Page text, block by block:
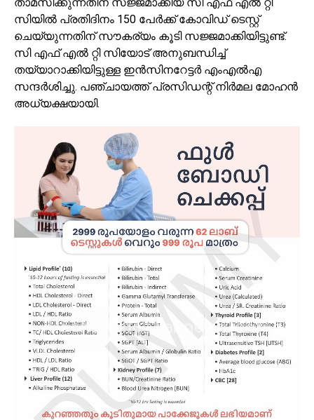
സിയിൽ പ്രതിദിനം 150 പേർക്ക് കോവിഡ് ടെസ്റ്റ്
ചെയ്യുന്നതിന് സൗകര്യം കൂടി സജ്ജമാക്കിയിട്ടുണ്ട്.
സി എഫ് എൽ റ്റി സിയോട് അനുബന്ധിച്ച്
തയ്യാറാക്കിയിട്ടുള്ള ഇൻസിനറേട്ടർ എംഎൽഎ
സന്ദർശിച്ചു. പഞ്ചായത്ത് പ്രസിഡന്റ് നിർമല മോഹൻ
അധ്യക്ഷയായി.